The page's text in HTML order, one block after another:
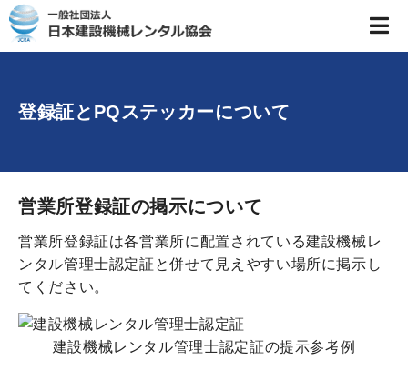
登録証とPQステッカーについて
営業所登録証の掲示について
営業所登録証は各営業所に配置されている建設機械レ
ンタル管理士認定証と併せて見えやすい場所に掲示し
てください。
建設機械レンタル管理士認定証の提示参考例